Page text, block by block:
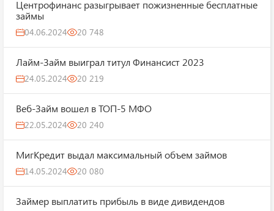
Центрофинанс разыгрывает пожизненные бесплатные
займы
04.06.2024 20 748
Лайм-Займ выиграл титул Финансист 2023
24.05.2024 20 219
Веб-Займ вошел в ТОП-5 МФО
22.05.2024 20 240
МигКредит выдал максимальный объем займов
14.05.2024 20 080
Займер выплатить прибыль в виде дивидендов